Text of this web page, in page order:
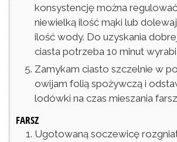
konsystencję można
niewielką ilość mąki lub
ilość wody. Do uzyskania
ciasta potrzeba 10 minut
Zamykam ciasto szczelnie w
owijam folią spożywczą i
lodówki na czas mieszania
FARSZ
Ugotowaną soczewicę